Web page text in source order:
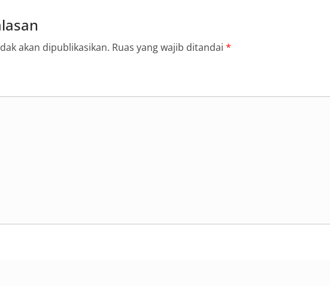
akan dipublikasikan. Ruas yang wajib ditandai *